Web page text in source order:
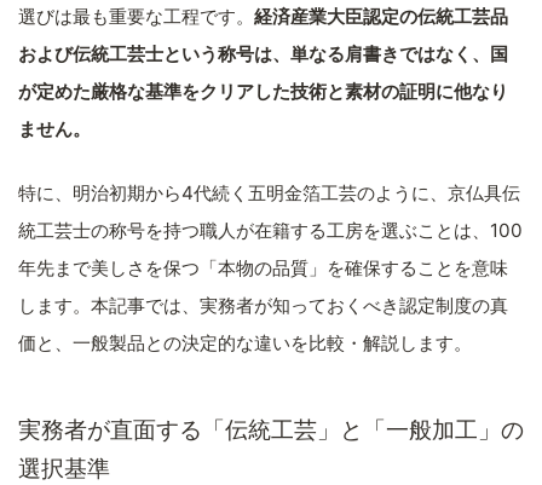
選びは最も重要な工程です。 経済産業大臣認定の伝統工芸品
および伝統工芸士という称号は、単なる肩書きではなく、国
が定めた厳格な基準をクリアした技術と素材の証明に他なり
ません。
特に、明治初期から4代続く五明金箔工芸のように、京仏具伝
統工芸士の称号を持つ職人が在籍する工房を選ぶことは、100
年先まで美しさを保つ「本物の品質」を確保することを意味
します。本記事では、実務者が知っておくべき認定制度の真
価と、一般製品との決定的な違いを比較・解説します。
実務者が直面する「伝統工芸」と「一般加工」の
選択基準